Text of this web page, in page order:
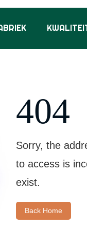
404
Sorry, the
to access is
exist.
Back Home